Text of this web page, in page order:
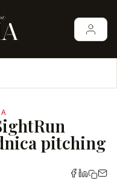
pitching